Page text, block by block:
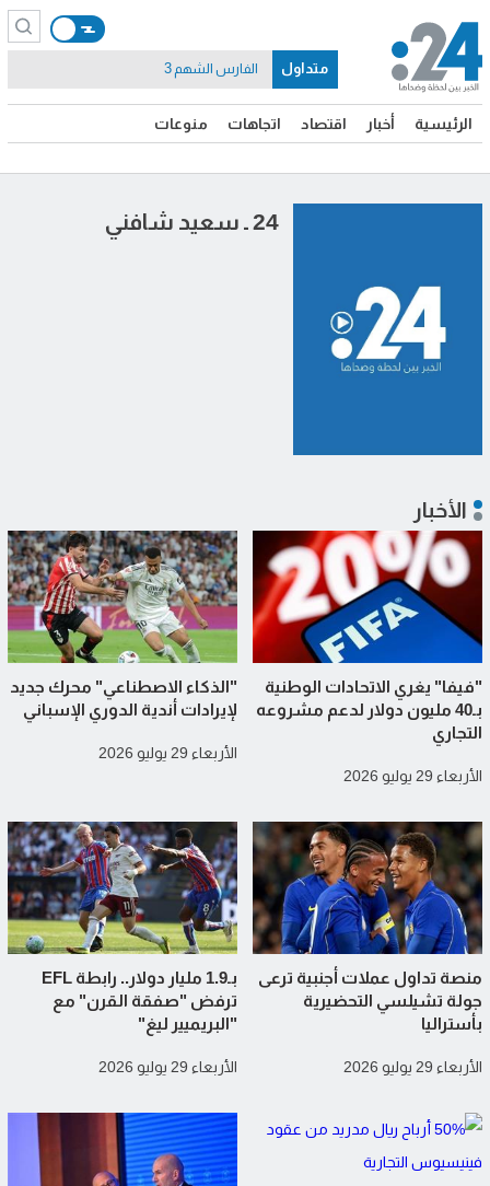
الرئيسية أخبار اقتصاد اتجاهات منوعات
متداول الفارس الشهم 3
24 ـ سعيد شافني
الأخبار
"فيفا" يغري الاتحادات الوطنية
بـ40 مليون دولار لدعم مشروعه
التجاري
الأربعاء 29 يوليو 2026
"الذكاء الاصطناعي" محرك جديد
لإيرادات أندية الدوري الإسباني
الأربعاء 29 يوليو 2026
منصة تداول عملات أجنبية ترعى
جولة تشيلسي التحضيرية
بأستراليا
الأربعاء 29 يوليو 2026
بـ1.9 مليار دولار.. رابطة EFL
ترفض "صفقة القرن" مع
"البريميير ليغ"
الأربعاء 29 يوليو 2026